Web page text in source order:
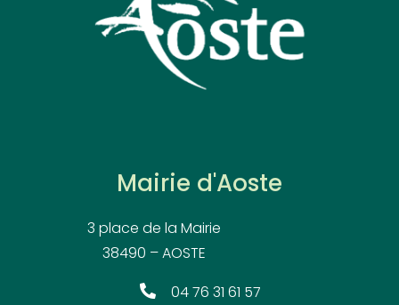
Mairie d'Aoste
3 place de la Mairie
38490 – AOSTE
04 76 31 61 57